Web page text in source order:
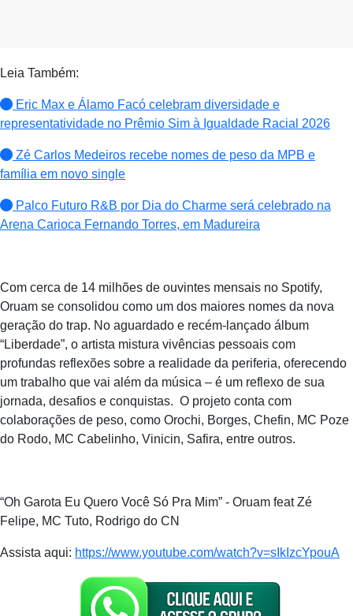
Leia Também:
Eric Max e Álamo Facó celebram diversidade e
representatividade no Prêmio Sim à Igualdade Racial 2026
Zé Carlos Medeiros recebe nomes de peso da MPB e
família em novo single
Palco Futuro R&B por Dia do Charme será celebrado na
Arena Carioca Fernando Torres, em Madureira
Com cerca de 14 milhões de ouvintes mensais no Spotify,
Oruam se consolidou como um dos maiores nomes da nova
geração do trap. No aguardado e recém-lançado álbum
“Liberdade”, o artista mistura vivências pessoais com
profundas reflexões sobre a realidade da periferia, oferecendo
um trabalho que vai além da música – é um reflexo de sua
jornada, desafios e conquistas. O projeto conta com
colaborações de peso, como Orochi, Borges, Chefin, MC Poze
do Rodo, MC Cabelinho, Vinicin, Safira, entre outros.
“Oh Garota Eu Quero Você Só Pra Mim” - Oruam feat Zé
Felipe, MC Tuto, Rodrigo do CN
Assista aqui: https://www.youtube.com/watch?v=sIkIzcYpouA